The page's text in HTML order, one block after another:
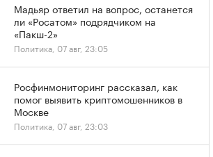
Мадьяр ответил на вопрос, останется
ли «Росатом» подрядчиком на
«Пакш-2»
Политика, 07 авг, 23:05
Росфинмониторинг рассказал, как
помог выявить криптомошенников в
Москве
Политика, 07 авг, 23:03